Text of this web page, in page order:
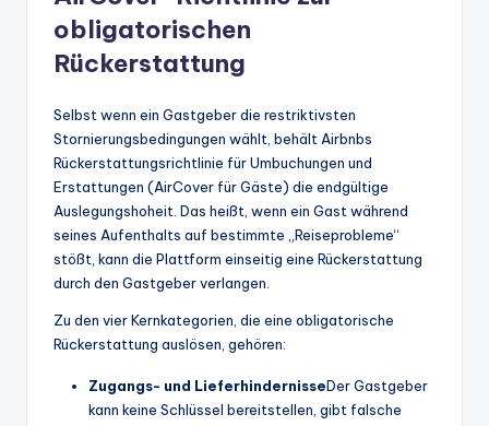
obligatorischen
Rückerstattung
Selbst wenn ein Gastgeber die restriktivsten
Stornierungsbedingungen wählt, behält Airbnbs
Rückerstattungsrichtlinie für Umbuchungen und
Erstattungen (AirCover für Gäste) die endgültige
Auslegungshoheit. Das heißt, wenn ein Gast während
seines Aufenthalts auf bestimmte „Reiseprobleme“
stößt, kann die Plattform einseitig eine Rückerstattung
durch den Gastgeber verlangen.
Zu den vier Kernkategorien, die eine obligatorische
Rückerstattung auslösen, gehören:
Zugangs- und LieferhindernisseDer Gastgeber
kann keine Schlüssel bereitstellen, gibt falsche